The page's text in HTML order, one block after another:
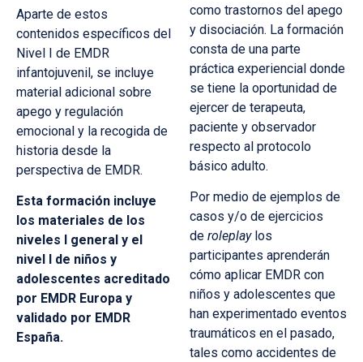
Aparte de estos
contenidos específicos del
Nivel I de EMDR
infantojuvenil, se incluye
material adicional sobre
apego y regulación
emocional y la recogida de
historia desde la
perspectiva de EMDR.
Esta formación incluye
los materiales de los
niveles I general y el
nivel I de niños y
adolescentes acreditado
por EMDR Europa y
validado por EMDR
España.
como trastornos del apego
y disociación. La formación
consta de una parte
práctica experiencial donde
se tiene la oportunidad de
ejercer de terapeuta,
paciente y observador
respecto al protocolo
básico adulto.
Por medio de ejemplos de
casos y/o de ejercicios
de roleplaylos
participantes aprenderán
cómo aplicar EMDR con
niños y adolescentes que
han experimentado eventos
traumáticos en el pasado,
tales como accidentes de